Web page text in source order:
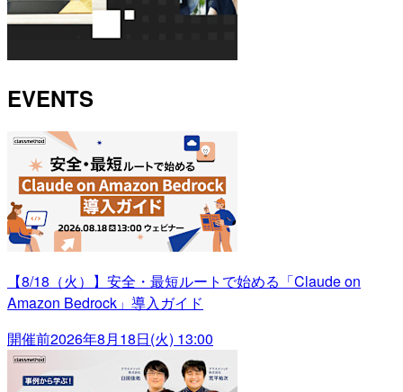
EVENTS
【8/18（火）】安全・最短ルートで始める「Claude on
Amazon Bedrock」導入ガイド
開催前2026年8月18日(火) 13:00